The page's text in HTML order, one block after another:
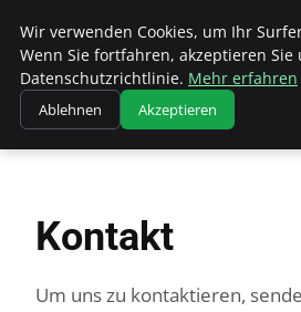
Wk Institut
Startseite Kontakt
Kontakt
Um uns zu kontaktieren,
Wir verwenden Cookies, um Ihr
Wenn Sie fortfahren, akzeptieren Sie
Datenschutzrichtlinie. Mehr erfahren
Ablehnen Akzeptieren